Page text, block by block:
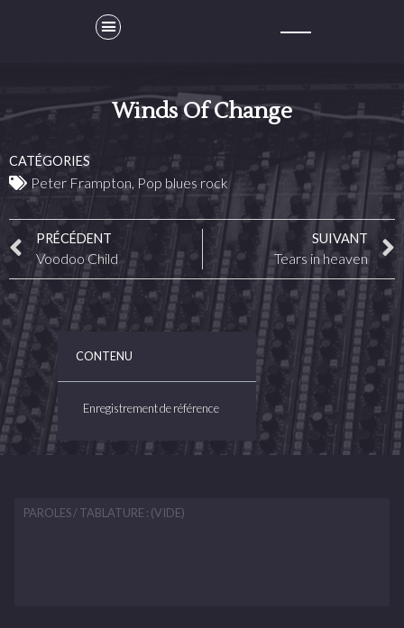
Winds Of Change
CATÉGORIES
Peter Frampton, Pop blues rock
PRÉCÉDENT
Voodoo Child
SUIVANT
Tears in heaven
CONTENU
Enregistrement de référence
PAROLES / TABLATURE : (VIDE)